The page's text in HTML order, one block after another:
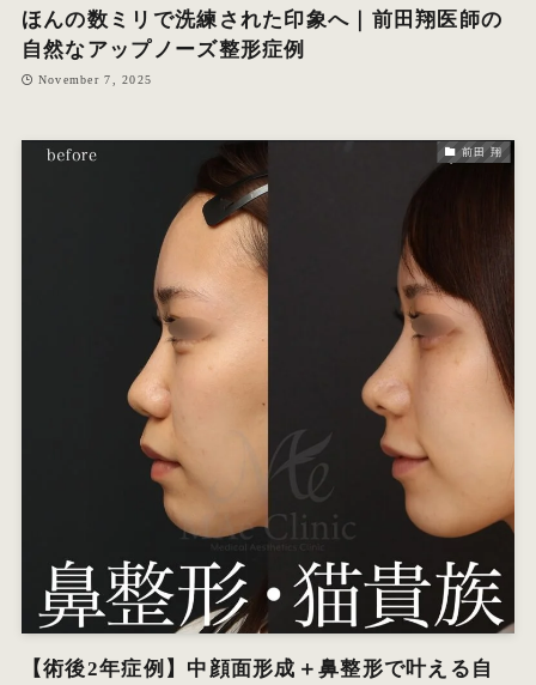
ほんの数ミリで洗練された印象へ｜前田翔医師の
自然なアップノーズ整形症例
November 7, 2025
前田 翔
【術後2年症例】中顔面形成＋鼻整形で叶える自